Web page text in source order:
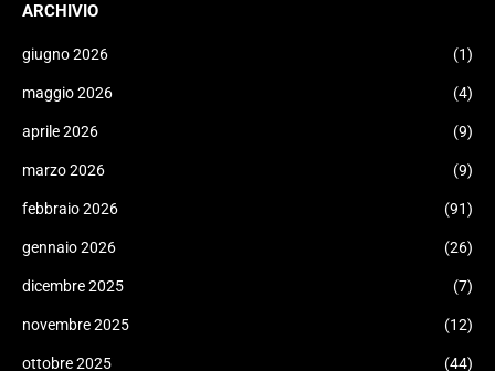
ARCHIVIO
giugno 2026 (1)
maggio 2026 (4)
aprile 2026 (9)
marzo 2026 (9)
febbraio 2026 (91)
gennaio 2026 (26)
dicembre 2025 (7)
novembre 2025 (12)
ottobre 2025 (44)